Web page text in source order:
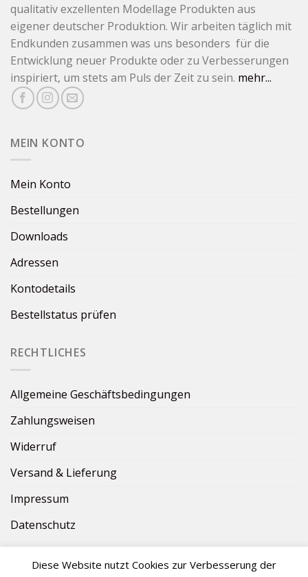
qualitativ exzellenten Modellage Produkten aus
eigener deutscher Produktion. Wir arbeiten täglich mit
Endkunden zusammen was uns besonders für die
Entwicklung neuer Produkte oder zu Verbesserungen
inspiriert, um stets am Puls der Zeit zu sein. mehr...
MEIN KONTO
Mein Konto
Bestellungen
Downloads
Adressen
Kontodetails
Bestellstatus prüfen
RECHTLICHES
Allgemeine Geschäftsbedingungen
Zahlungsweisen
Widerruf
Versand & Lieferung
Impressum
Datenschutz
Diese Website nutzt Cookies zur Verbesserung der